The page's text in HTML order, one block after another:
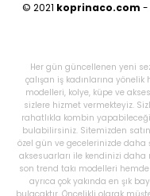
© 2021 koprinaco.com -
Her gün güncellenen yeni
çalışan iş kadınlarına yönelik
modelleri, kolye, küpe ve
sizlere hizmet vermekteyiz.
rahatlıkla kombin
bulabilirsiniz. Sitemizden
özel gün ve gecelerinizde
aksesuarları ile kendinizi daha
son trend takı modelleri
ayrıca çok yakında en şık